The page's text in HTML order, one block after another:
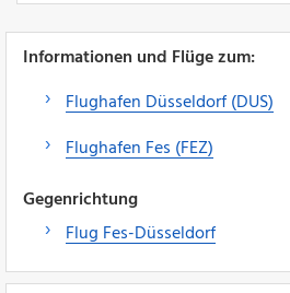
Informationen und Flüge zum:
Flughafen Düsseldorf (DUS)
Flughafen Fes (FEZ)
Gegenrichtung
Flug Fes-Düsseldorf